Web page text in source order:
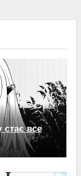
стає все